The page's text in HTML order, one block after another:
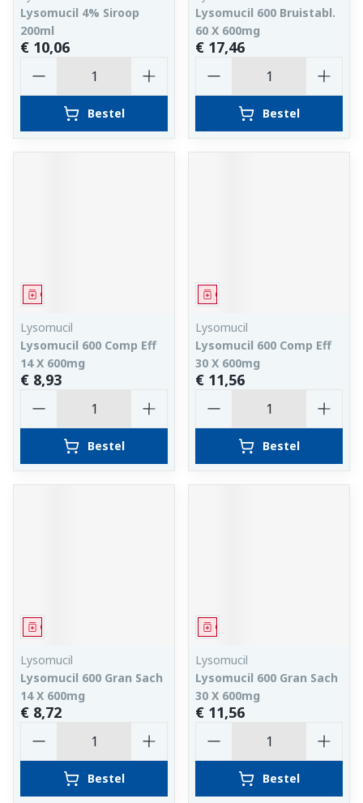
Lysomucil 4% Siroop
200ml
€ 10,06
Bestel
Lysomucil 600 Bruistabl.
60 X 600mg
€ 17,46
Bestel
Geneesmiddel
Lysomucil
Lysomucil 600 Comp Eff
14 X 600mg
€ 8,93
Bestel
Geneesmiddel
Lysomucil
Lysomucil 600 Comp Eff
30 X 600mg
€ 11,56
Bestel
Geneesmiddel
Lysomucil
Lysomucil 600 Gran Sach
14 X 600mg
€ 8,72
Bestel
Geneesmiddel
Lysomucil
Lysomucil 600 Gran Sach
30 X 600mg
€ 11,56
Bestel